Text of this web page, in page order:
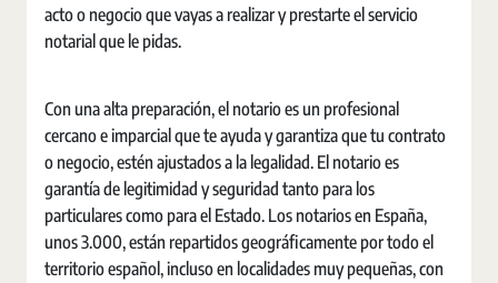
acto o negocio que vayas a realizar y prestarte el servicio
notarial que le pidas.
Con una alta preparación, el notario es un profesional
cercano e imparcial que te ayuda y garantiza que tu contrato
o negocio, estén ajustados a la legalidad. El notario es
garantía de legitimidad y seguridad tanto para los
particulares como para el Estado. Los notarios en España,
unos 3.000, están repartidos geográficamente por todo el
territorio español, incluso en localidades muy pequeñas, con